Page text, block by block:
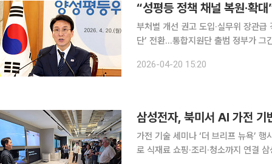
“성평등 정책 채널 복원·확
부처별 개선 권고 도입·실무위 장관
단’ 전환…통합지원단 출범 정부가 그간 위축됐던 성평등 정책을 복원하고 범정부 추진체계를 강화
2026-04-20 15:20
삼성전자, 북미서 AI 가전 기
가전 기술 세미나 ‘더 브리프 뉴욕’
로 식재료 쇼핑·조리·청소까지 연결 삼성전자가 15~16일(현지시간) 미국에서 가전 기술 세미나 ‘더